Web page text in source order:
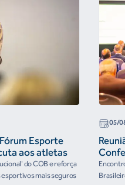
Esporte
aos atletas
do COB e reforça
mais seguros
05/
the